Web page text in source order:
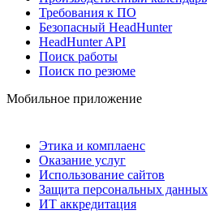
Требования к ПО
Безопасный HeadHunter
HeadHunter API
Поиск работы
Поиск по резюме
Мобильное приложение
Этика и комплаенс
Оказание услуг
Использование сайтов
Защита персональных данных
ИТ аккредитация